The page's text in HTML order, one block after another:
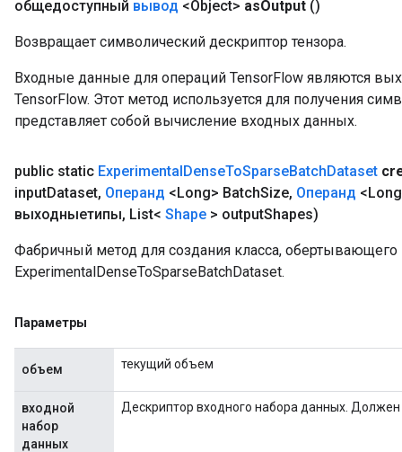
общедоступный вывод <Object> asOutput ()
Возвращает символический дескриптор тензора.
Входные данные для операций TensorFlow являются
TensorFlow. Этот метод используется для получения
представляет собой вычисление входных данных.
public static ExperimentalDenseToSparseBatchDataset
inputDataset, Операнд <Long> BatchSize, Операнд
выходныетипы, List< Shape > outputShapes)
Фабричный метод для создания класса,
ExperimentalDenseToSparseBatchDataset.
Параметры
объем текущий объем
входной
набор
данных
Дескриптор входного набора данных.